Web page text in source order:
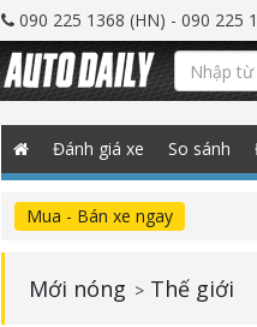
090 225 1368 (HN) - 090 225
Đánh giá xe So sánh
Mua - Bán xe ngay
Mới nóng > Thế giới